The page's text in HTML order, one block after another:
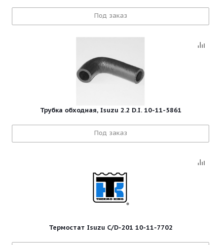
Под заказ
Трубка обходная, Isuzu 2.2 D.I. 10-11-5861
Под заказ
Термостат Isuzu C/D-201 10-11-7702